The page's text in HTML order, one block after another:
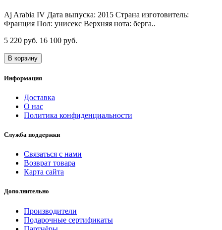
Aj Arabia IV Дата выпуска: 2015 Страна изготовитель:
Франция Пол: унисекс Верхняя нота: берга..
5 220 руб. 16 100 руб.
В корзину
Информация
Доставка
О нас
Политика конфиденциальности
Служба поддержки
Связаться с нами
Возврат товара
Карта сайта
Дополнительно
Производители
Подарочные сертификаты